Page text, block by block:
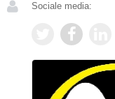
Sociale media: